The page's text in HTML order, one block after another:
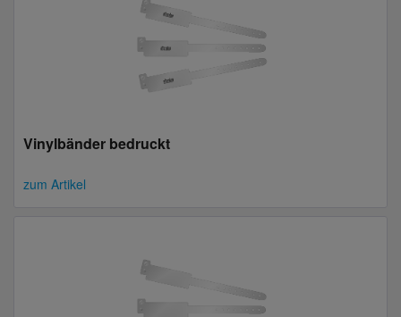
Vinylbänder bedruckt
zum Artikel